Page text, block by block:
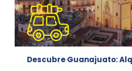
Descubre Guanajuato: